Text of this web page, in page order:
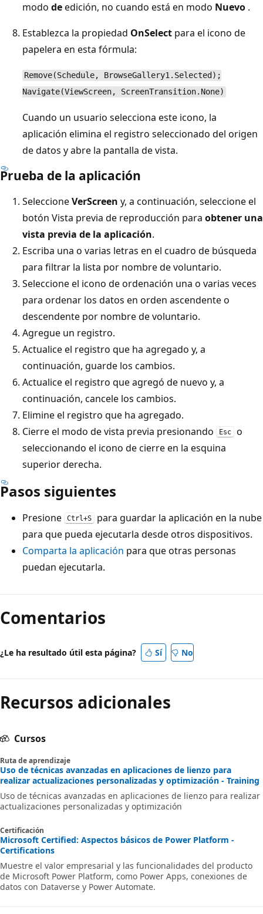
modo deedición, no cuando está en modo Nuevo .
Establezca la propiedad OnSelect para el icono de
papelera en esta fórmula:
Remove(Schedule, BrowseGallery1.Selected);
Navigate(ViewScreen, ScreenTransition.None)
Cuando un usuario selecciona este icono, la
aplicación elimina el registro seleccionado del origen
de datos y abre la pantalla de vista.
Prueba de la aplicación
SeleccioneVerScreen y, a continuación, seleccione el
botón Vista previa de reproducción para obtener una
vista previa de la aplicación.
Escriba una o varias letras en el cuadro de búsqueda
para filtrar la lista por nombre de voluntario.
Seleccione el icono de ordenación una o varias veces
para ordenar los datos en orden ascendente o
descendente por nombre de voluntario.
Agregue un registro.
Actualice el registro que ha agregado y, a
continuación, guarde los cambios.
Actualice el registro que agregó de nuevo y, a
continuación, cancele los cambios.
Elimine el registro que ha agregado.
Cierre el modo de vista previa presionando
Esc
o
seleccionando el icono de cierre en la esquina
superior derecha.
Pasos siguientes
Presione Ctrl+S
para guardar la aplicación en la nube
para que pueda ejecutarla desde otros dispositivos.
Comparta la aplicación para que otras personas
puedan ejecutarla.
Comentarios
¿Le ha resultado útil esta página? Sí No
Recursos adicionales
Cursos
Ruta de aprendizaje
Uso de técnicas avanzadas en aplicaciones de lienzo para
realizar actualizaciones personalizadas y optimización - Training
Uso de técnicas avanzadas en aplicaciones de lienzo para realizar
actualizaciones personalizadas y optimización
Certificación
Microsoft Certified: Aspectos básicos de Power Platform -
Certifications
Muestre el valor empresarial y las funcionalidades del producto
de Microsoft Power Platform, como Power Apps, conexiones de
datos con Dataverse y Power Automate.